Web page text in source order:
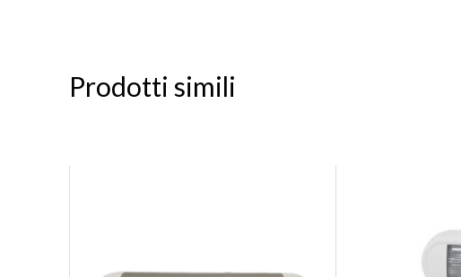
Prodotti simili